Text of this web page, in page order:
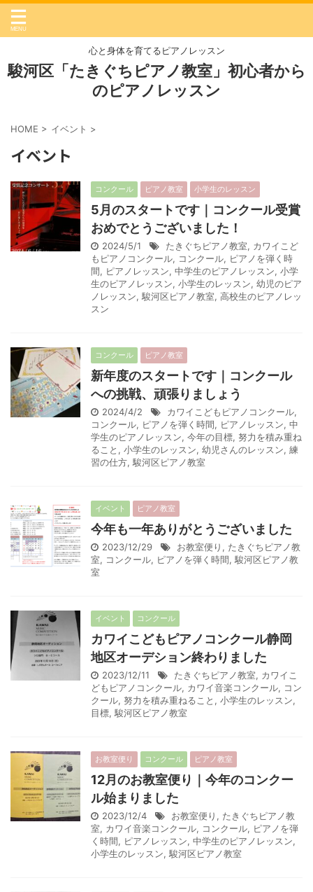
心と身体を育てるピアノレッスン
駿河区「たきぐちピアノ教室」初心者から
のピアノレッスン
HOME > イベント >
イベント
コンクール ピアノ教室 小学生のレッスン
5月のスタートです｜コンクール受賞
おめでとうございました！
2024/5/1 たきぐちピアノ教室, カワイこど
もピアノコンクール, コンクール, ピアノを弾く時
間, ピアノレッスン, 中学生のピアノレッスン, 小学
生のピアノレッスン, 小学生のレッスン, 幼児のピア
ノレッスン, 駿河区ピアノ教室, 高校生のピアノレッ
スン
コンクール ピアノ教室
新年度のスタートです｜コンクール
への挑戦、頑張りましょう
2024/4/2 カワイこどもピアノコンクール,
コンクール, ピアノを弾く時間, ピアノレッスン, 中
学生のピアノレッスン, 今年の目標, 努力を積み重ね
ること , 小学生のレッスン, 幼児さんのレッスン, 練
習の仕方, 駿河区ピアノ教室
イベント ピアノ教室
今年も一年ありがとうございました
2023/12/29 お教室便り , たきぐちピアノ教
室, コンクール, ピアノを弾く時間, 駿河区ピアノ教
室
イベント コンクール
カワイこどもピアノコンクール静岡
地区オーデション終わりました
2023/12/11 たきぐちピアノ教室, カワイこ
どもピアノコンクール, カワイ音楽コンクール, コン
クール, 努力を積み重ねること , 小学生のレッスン,
目標, 駿河区ピアノ教室
お教室便り コンクール ピアノ教室
12月のお教室便り｜今年のコンクー
ル始まりました
2023/12/4 お教室便り , たきぐちピアノ教
室, カワイ音楽コンクール, コンクール, ピアノを弾
く時間, ピアノレッスン, 中学生のピアノレッスン,
小学生のレッスン, 駿河区ピアノ教室